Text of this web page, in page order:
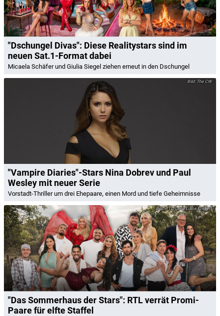
"Dschungel Divas": Diese Realitystars sind im
neuen Sat.1-Format dabei
Micaela Schäfer und Giulia Siegel ziehen erneut in den Dschungel
The CW
"Vampire Diaries"-Stars Nina Dobrev und Paul
Wesley mit neuer Serie
Vorstadt-Thriller um drei Ehepaare, einen Mord und tiefe Geheimnisse
RTL/Lena-Luise Grellert
"Das Sommerhaus der Stars": RTL verrät Promi-
Paare für elfte Staffel